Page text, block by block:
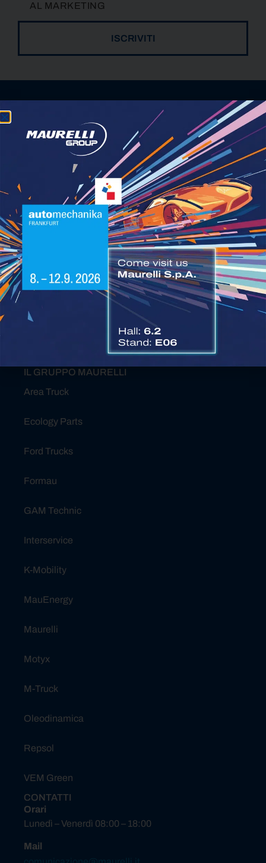
AL MARKETING
ISCRIVITI
IL TUO PARTNER IDEALE PER
SOLUZIONI TRUCK & TRAILER
Privacy Policy
Certificazioni Maurelli Holding SPA
Governance Maurelli Holding SPA
Report di Sostenibilità
IL GRUPPO MAURELLI
Area Truck
Ecology Parts
Ford Trucks
Formau
GAM Technic
Interservice
K-Mobility
MauEnergy
Maurelli
Motyx
M-Truck
Oleodinamica
Repsol
VEM Green
CONTATTI
Orari
Lunedì – Venerdì 08:00 – 18:00
Mail